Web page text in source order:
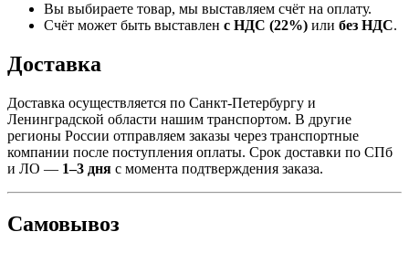
Вы выбираете товар, мы выставляем счёт на оплату.
Счёт может быть выставлен с НДС (22%) или без НДС.
Доставка
Доставка осуществляется по Санкт-Петербургу и
Ленинградской области нашим транспортом. В другие
регионы России отправляем заказы через транспортные
компании после поступления оплаты. Срок доставки по СПб
и ЛО — 1–3 дня с момента подтверждения заказа.
Самовывоз